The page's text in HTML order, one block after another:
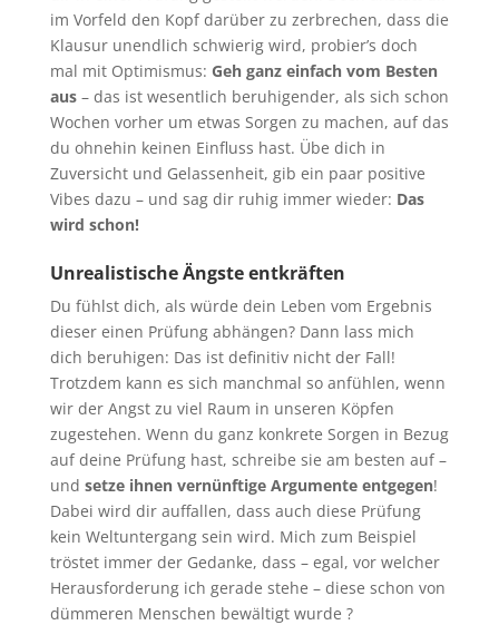
im Vorfeld den Kopf darüber zu zerbrechen, dass die
Klausur unendlich schwierig wird, probier’s doch
mal mit Optimismus: Geh ganz einfach vom Besten
aus– das ist wesentlich beruhigender, als sich schon
Wochen vorher um etwas Sorgen zu machen, auf das
du ohnehin keinen Einfluss hast. Übe dich in
Zuversicht und Gelassenheit, gib ein paar positive
Vibes dazu – und sag dir ruhig immer wieder: Das
wird schon!
Unrealistische Ängste entkräften
Du fühlst dich, als würde dein Leben vom Ergebnis
dieser einen Prüfung abhängen? Dann lass mich
dich beruhigen: Das ist definitiv nicht der Fall!
Trotzdem kann es sich manchmal so anfühlen, wenn
wir der Angst zu viel Raum in unseren Köpfen
zugestehen. Wenn du ganz konkrete Sorgen in Bezug
auf deine Prüfung hast, schreibe sie am besten auf –
und setze ihnen vernünftige Argumente entgegen!
Dabei wird dir auffallen, dass auch diese Prüfung
kein Weltuntergang sein wird. Mich zum Beispiel
tröstet immer der Gedanke, dass – egal, vor welcher
Herausforderung ich gerade stehe – diese schon von
dümmeren Menschen bewältigt wurde ?